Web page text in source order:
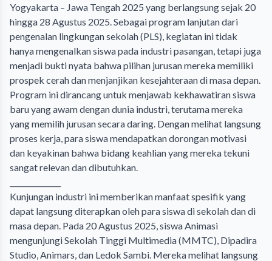
Yogyakarta – Jawa Tengah 2025 yang berlangsung sejak 20
hingga 28 Agustus 2025. Sebagai program lanjutan dari
pengenalan lingkungan sekolah (PLS), kegiatan ini tidak
hanya mengenalkan siswa pada industri pasangan, tetapi juga
menjadi bukti nyata bahwa pilihan jurusan mereka memiliki
prospek cerah dan menjanjikan kesejahteraan di masa depan.
Program ini dirancang untuk menjawab kekhawatiran siswa
baru yang awam dengan dunia industri, terutama mereka
yang memilih jurusan secara daring. Dengan melihat langsung
proses kerja, para siswa mendapatkan dorongan motivasi
dan keyakinan bahwa bidang keahlian yang mereka tekuni
sangat relevan dan dibutuhkan.
Kunjungan industri ini memberikan manfaat spesifik yang
dapat langsung diterapkan oleh para siswa di sekolah dan di
masa depan. Pada 20 Agustus 2025, siswa Animasi
mengunjungi Sekolah Tinggi Multimedia (MMTC), Dipadira
Studio, Animars, dan Ledok Sambi. Mereka melihat langsung